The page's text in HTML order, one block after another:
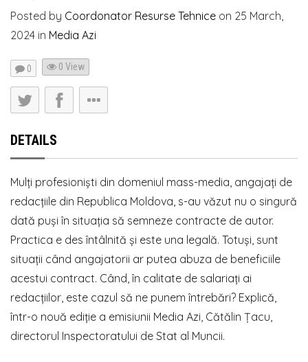
Posted by Coordonator Resurse Tehnice on 25 March,
2024 in Media Azi
0 0 View
DETAILS
Mulți profesioniști din domeniul mass-media, angajați de
redacțiile din Republica Moldova, s-au văzut nu o singură
dată puși în situația să semneze contracte de autor.
Practica e des întâlnită și este una legală. Totuși, sunt
situații când angajatorii ar putea abuza de beneficiile
acestui contract. Când, în calitate de salariați ai
redacțiilor, este cazul să ne punem întrebări? Explică,
într-o nouă ediție a emisiunii Media Azi, Cătălin Țacu,
directorul Inspectoratului de Stat al Muncii.